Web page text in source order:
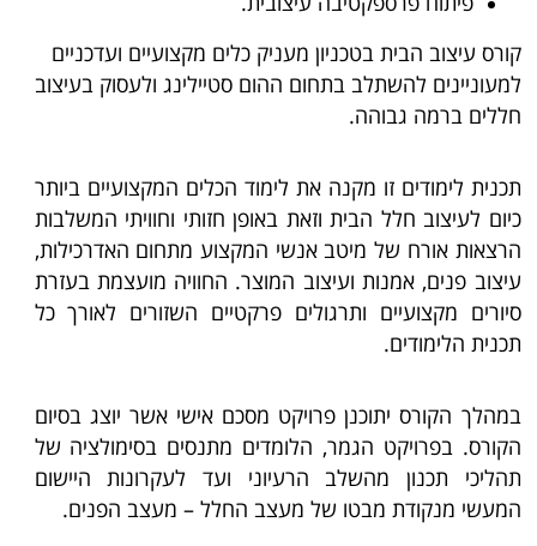
קורס עיצוב הבית בטכניון מעניק כלים מקצועיים ועדכניים
למעוניינים להשתלב בתחום ההום סטיילינג ולעסוק בעיצוב
חללים ברמה גבוהה.
תכנית לימודים זו מקנה את לימוד הכלים המקצועיים ביותר
כיום לעיצוב חלל הבית וזאת באופן חזותי וחוויתי המשלבות
הרצאות אורח של מיטב אנשי המקצוע מתחום האדרכילות,
עיצוב פנים, אמנות ועיצוב המוצר. החוויה מועצמת בעזרת
סיורים מקצועיים ותרגולים פרקטיים השזורים לאורך כל
תכנית הלימודים.
במהלך הקורס יתוכנן פרויקט מסכם אישי אשר יוצג בסיום
הקורס. בפרויקט הגמר, הלומדים מתנסים בסימולציה של
תהליכי תכנון מהשלב הרעיוני ועד לעקרונות היישום
המעשי מנקודת מבטו של מעצב החלל – מעצב הפנים.